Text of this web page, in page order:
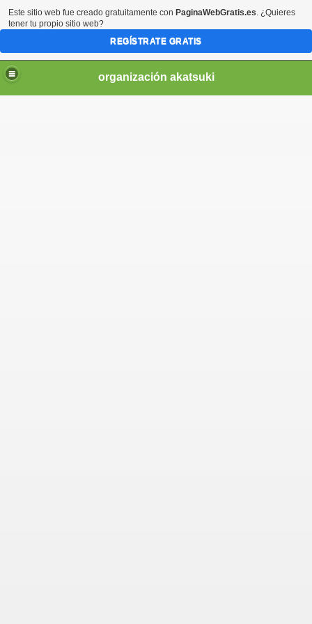
organización akatsuki
Este sitio web fue creado gratuitamente con PaginaWebGratis.es. ¿Quieres
tener tu propio sitio web?
REGÍSTRATE GRATIS